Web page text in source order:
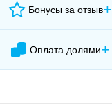
Бонусы за отзыв+
Оплата долями+